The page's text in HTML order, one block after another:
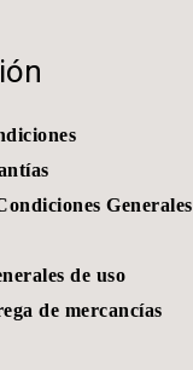
Generales
de uso
de mercancías